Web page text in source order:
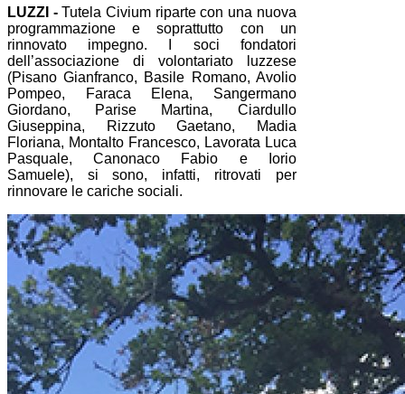
LUZZI -Tutela Civium riparte con una nuova
programmazione e soprattutto con un
rinnovato impegno. I soci fondatori
dell’associazione di volontariato luzzese
(Pisano Gianfranco, Basile Romano, Avolio
Pompeo, Faraca Elena, Sangermano
Giordano, Parise Martina, Ciardullo
Giuseppina, Rizzuto Gaetano, Madia
Floriana, Montalto Francesco, Lavorata Luca
Pasquale, Canonaco Fabio e Iorio
Samuele), si sono, infatti, ritrovati per
rinnovare le cariche sociali.